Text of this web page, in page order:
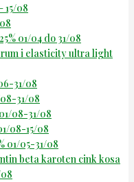
15/08
01/04 do 31/08
i elasticity ultra light
31/08
31/08
08-31/08
08-15/08
01/05-31/08
beta karoten cink kosa